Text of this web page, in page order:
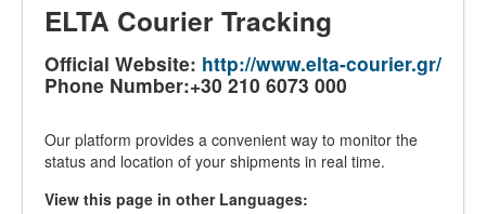
ELTA Courier Tracking
Official Website: http://www.elta-courier.gr/
Phone Number:+30 210 6073 000
Our platform provides a convenient way to monitor the
status and location of your shipments in real time.
View this page in other Languages: